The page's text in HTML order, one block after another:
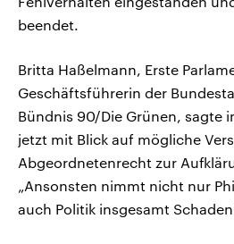
beendet.
Britta Haßelmann, Erste
Geschäftsführerin der
Bündnis 90/Die Grünen, sagte
jetzt mit Blick auf mögliche
Abgeordnetenrecht zur
„Ansonsten nimmt nicht nur
auch Politik insgesamt